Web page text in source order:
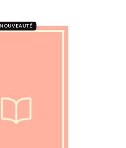
NOUVEAUTÉ